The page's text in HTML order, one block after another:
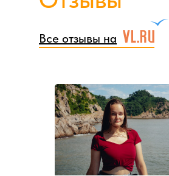
Все отзывы на